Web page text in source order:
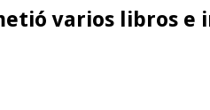
varios libros e